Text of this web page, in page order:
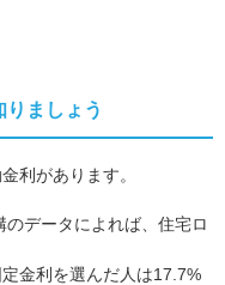
ましょう
利があります。
データによれば、住宅ロ
金利を選んだ人は17.7%